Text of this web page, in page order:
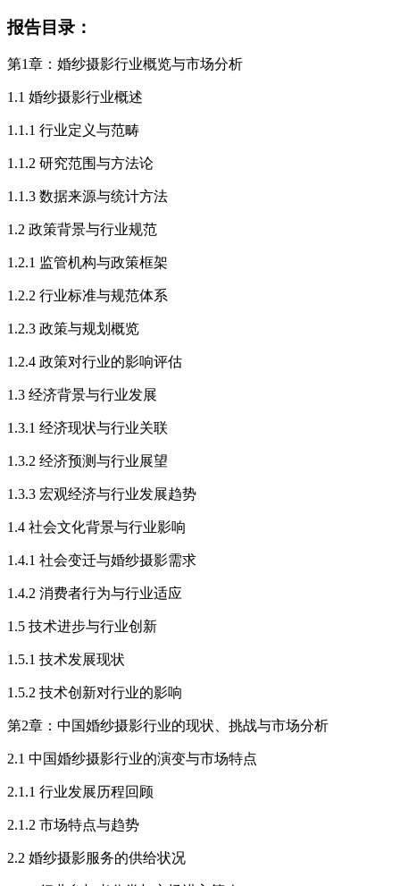
报告目录：
第1章：婚纱摄影行业概览与市场分析
1.1 婚纱摄影行业概述
1.1.1 行业定义与范畴
1.1.2 研究范围与方法论
1.1.3 数据来源与统计方法
1.2 政策背景与行业规范
1.2.1 监管机构与政策框架
1.2.2 行业标准与规范体系
1.2.3 政策与规划概览
1.2.4 政策对行业的影响评估
1.3 经济背景与行业发展
1.3.1 经济现状与行业关联
1.3.2 经济预测与行业展望
1.3.3 宏观经济与行业发展趋势
1.4 社会文化背景与行业影响
1.4.1 社会变迁与婚纱摄影需求
1.4.2 消费者行为与行业适应
1.5 技术进步与行业创新
1.5.1 技术发展现状
1.5.2 技术创新对行业的影响
第2章：中国婚纱摄影行业的现状、挑战与市场分析
2.1 中国婚纱摄影行业的演变与市场特点
2.1.1 行业发展历程回顾
2.1.2 市场特点与趋势
2.2 婚纱摄影服务的供给状况